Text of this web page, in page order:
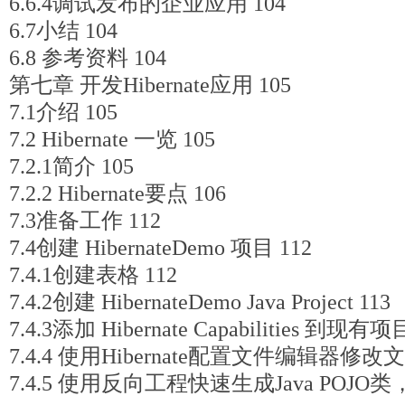
6.7小结 104
6.8 参考资料 104
第七章 开发Hibernate应用 105
7.1介绍 105
7.2 Hibernate 一览 105
7.2.1简介 105
7.2.2 Hibernate要点 106
7.3准备工作 112
7.4创建 HibernateDemo 项目 112
7.4.1创建表格 112
7.4.2创建 HibernateDemo Java Project 113
7.4.3添加 Hibernate Capabilities 到现有项
7.4.4 使用Hibernate配置文件编辑器修改
7.4.5 使用反向工程快速生成Java POJO